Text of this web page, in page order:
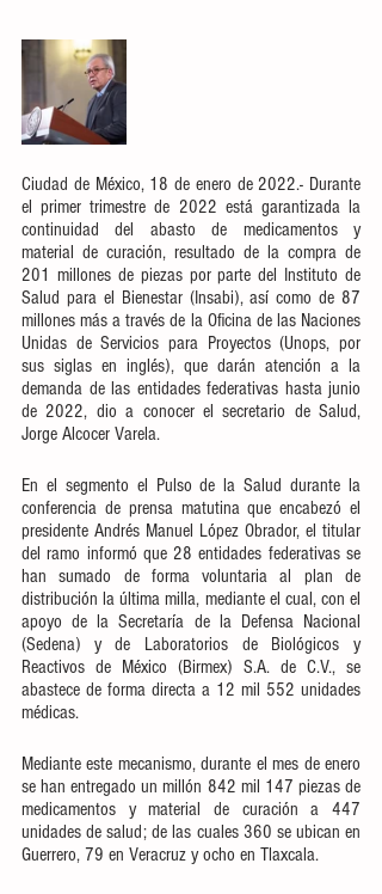
Ciudad de México, 18 de enero de 2022.- Durante
el primer trimestre de 2022 está garantizada la
continuidad del abasto de medicamentos y
material de curación, resultado de la compra de
201 millones de piezas por parte del Instituto de
Salud para el Bienestar (Insabi), así como de 87
millones más a través de la Oficina de las Naciones
Unidas de Servicios para Proyectos (Unops, por
sus siglas en inglés), que darán atención a la
demanda de las entidades federativas hasta junio
de 2022, dio a conocer el secretario de Salud,
Jorge Alcocer Varela.
En el segmento el Pulso de la Salud durante la
conferencia de prensa matutina que encabezó el
presidente Andrés Manuel López Obrador, el titular
del ramo informó que 28 entidades federativas se
han sumado de forma voluntaria al plan de
distribución la última milla, mediante el cual, con el
apoyo de la Secretaría de la Defensa Nacional
(Sedena) y de Laboratorios de Biológicos y
Reactivos de México (Birmex) S.A. de C.V., se
abastece de forma directa a 12 mil 552 unidades
médicas.
Mediante este mecanismo, durante el mes de enero
se han entregado un millón 842 mil 147 piezas de
medicamentos y material de curación a 447
unidades de salud; de las cuales 360 se ubican en
Guerrero, 79 en Veracruz y ocho en Tlaxcala.